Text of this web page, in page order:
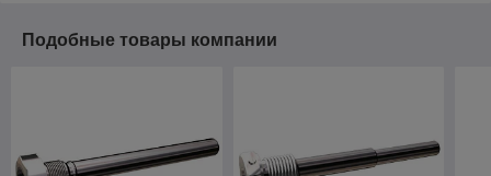
Подобные товары компании